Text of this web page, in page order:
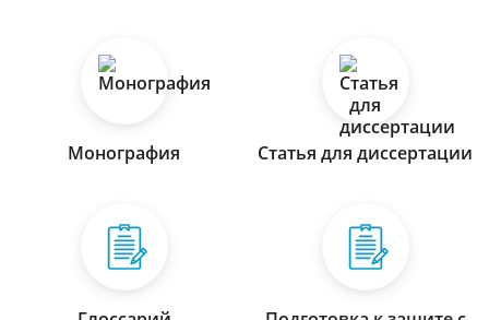
Монография Статья для диссертации